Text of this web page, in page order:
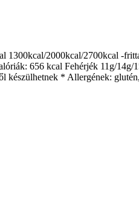
1300kcal/2000kcal/2700kcal -
656 kcal Fehérjék 11g/
készülhetnek * Allergének: